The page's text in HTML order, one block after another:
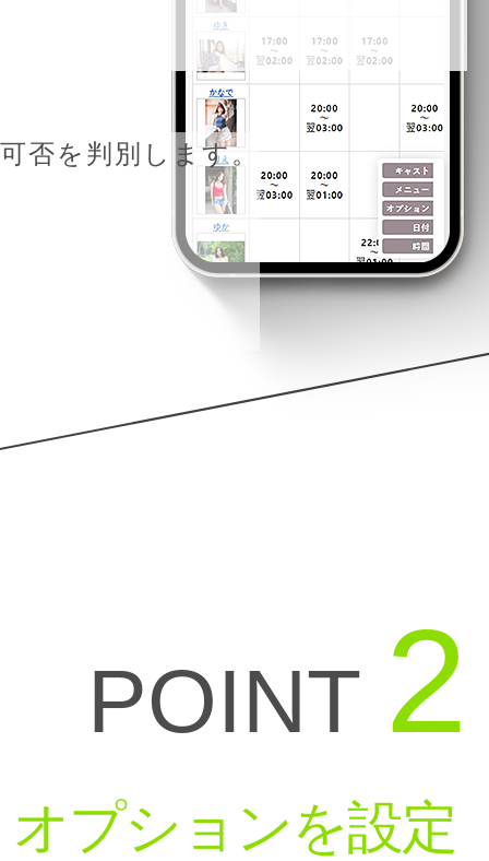
否を判別します。
POINT 2
プションを設定